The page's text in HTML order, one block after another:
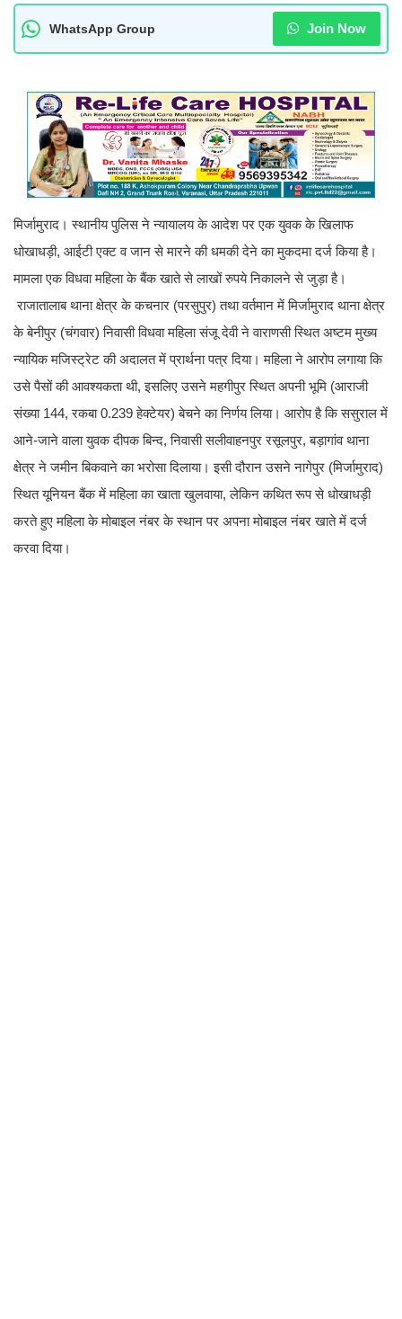
WhatsApp Group Join Now
मिर्जामुराद। स्थानीय पुलिस ने न्यायालय के आदेश पर एक युवक के खिलाफ
धोखाधड़ी, आईटी एक्ट व जान से मारने की धमकी देने का मुकदमा दर्ज किया है।
मामला एक विधवा महिला के बैंक खाते से लाखों रुपये निकालने से जुड़ा है।
राजातालाब थाना क्षेत्र के कचनार (परसुपुर) तथा वर्तमान में मिर्जामुराद थाना क्षेत्र
के बेनीपुर (चंगवार) निवासी विधवा महिला संजू देवी ने वाराणसी स्थित अष्टम मुख्य
न्यायिक मजिस्ट्रेट की अदालत में प्रार्थना पत्र दिया। महिला ने आरोप लगाया कि
उसे पैसों की आवश्यकता थी, इसलिए उसने महगीपुर स्थित अपनी भूमि (आराजी
संख्या 144, रकबा 0.239 हेक्टेयर) बेचने का निर्णय लिया। आरोप है कि ससुराल में
आने-जाने वाला युवक दीपक बिन्द, निवासी सलीवाहनपुर रसूलपुर, बड़ागांव थाना
क्षेत्र ने जमीन बिकवाने का भरोसा दिलाया। इसी दौरान उसने नागेपुर (मिर्जामुराद)
स्थित यूनियन बैंक में महिला का खाता खुलवाया, लेकिन कथित रूप से धोखाधड़ी
करते हुए महिला के मोबाइल नंबर के स्थान पर अपना मोबाइल नंबर खाते में दर्ज
करवा दिया।